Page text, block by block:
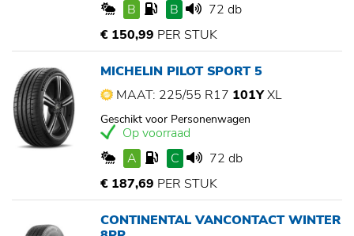
B
B
72 db
€ 150,99 PER STUK
MICHELIN PILOT SPORT 5
MAAT: 225/55 R17 101YXL
Geschikt voor Personenwagen
Op voorraad
A
C
72 db
€ 187,69 PER STUK
CONTINENTAL VANCONTACT WINTER